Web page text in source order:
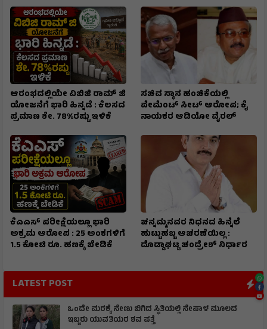
ಆರಂಭದಲ್ಲಿಯೇ ವಿಬಿಜಿ ರಾಮ್ ಜಿ
ಯೋಜನೆಗೆ ಭಾರಿ ಹಿನ್ನಡೆ : ಕೆಲಸದ
ಪ್ರಮಾಣ ಶೇ. 78%ರಷ್ಟು ಇಳಿಕೆ
ಸಚಿವ ಸ್ಥಾನ ಹಂಚಿಕೆಯಲ್ಲಿ
ಪೇಮೆಂಟ್ ಸೀಟ್ ಆರೋಪ; ಕೈ
ನಾಯಕರ ಆಡಿಯೋ ವೈರಲ್
ಕೆಎಎಸ್ ಪರೀಕ್ಷೆಯಲ್ಲೂ ಭಾರಿ
ಅಕ್ರಮ ಆರೋಪ : 25 ಅಂಕಗಳಿಗೆ
1.5 ಕೋಟಿ ರೂ. ಹಣಕ್ಕೆ ಬೇಡಿಕೆ
ಚನ್ನಮ್ಮನವರ ನಿಧನದ ಹಿನ್ನೆಲೆ
ಹುಟ್ಟುಹಬ್ಬ ಆಚರಣೆಯಿಲ್ಲ :
ದೊಡ್ಡಾಘಟ್ಟ ಚಂದ್ರೇಶ್ ನಿರ್ಧಾರ
LATEST POST
ಒಂದೇ ಮರಕ್ಕೆ ನೇಣು ಬಿಗಿದ ಸ್ಥಿತಿಯಲ್ಲಿ ನೇಪಾಳ ಮೂಲದ
ಇಬ್ಬರು ಯುವತಿಯರ ಶವ ಪತ್ತೆ